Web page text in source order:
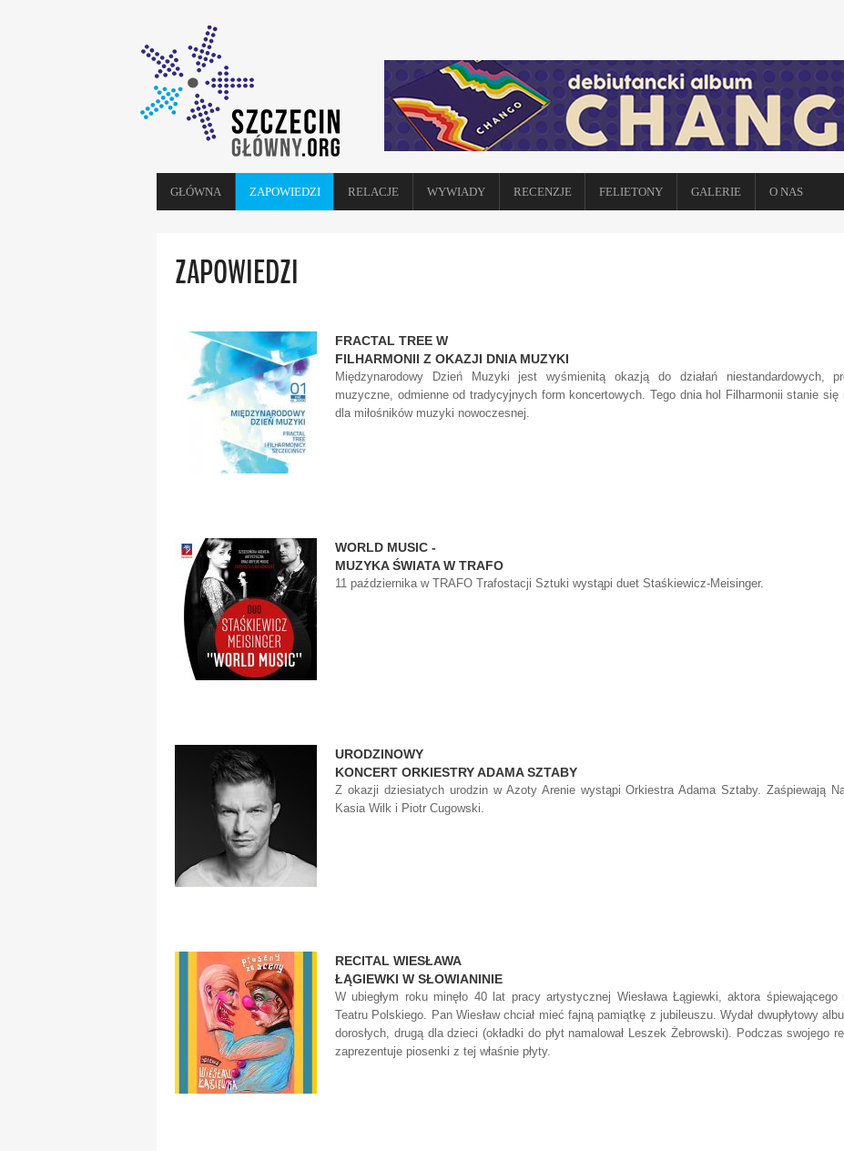
GŁÓWNA ZAPOWIEDZI RELACJE WYWIADY RECENZJE FELIETONY GALERIE O NAS
ZAPOWIEDZI
FRACTAL TREE W
FILHARMONII Z OKAZJI DNIA MUZYKI
Międzynarodowy Dzień Muzyki jest wyśmienitą okazją do działań niestandardowych,
muzyczne, odmienne od tradycyjnych form koncertowych. Tego dnia hol Filharmonii stanie
dla miłośników muzyki nowoczesnej.
WORLD MUSIC -
MUZYKA ŚWIATA W TRAFO
11 października w TRAFO Trafostacji Sztuki wystąpi duet Staśkiewicz-Meisinger.
URODZINOWY
KONCERT ORKIESTRY ADAMA SZTABY
Z okazji dziesiatych urodzin w Azoty Arenie wystąpi Orkiestra Adama Sztaby. Zaśpiewają
Kasia Wilk i Piotr Cugowski.
RECITAL WIESŁAWA
ŁĄGIEWKI W SŁOWIANINIE
W ubiegłym roku minęło 40 lat pracy artystycznej Wiesława Łągiewki, aktora
Teatru Polskiego. Pan Wiesław chciał mieć fajną pamiątkę z jubileuszu. Wydał dwupłytowy
dorosłych, drugą dla dzieci (okładki do płyt namalował Leszek Żebrowski). Podczas swojego
zaprezentuje piosenki z tej właśnie płyty.